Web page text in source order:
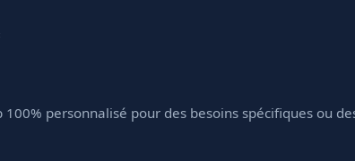
personnalisé pour des besoins spécifiques ou